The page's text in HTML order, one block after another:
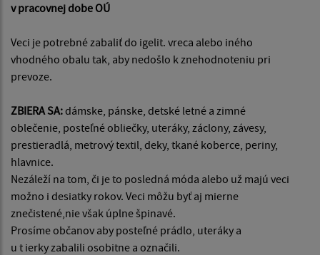
v pracovnej dobe OÚ
Veci je potrebné zabaliť do igelit. vreca alebo iného
vhodného obalu tak, aby nedošlo k znehodnoteniu pri
prevoze.
ZBIERA SA:dámske, pánske, detské letné a zimné
oblečenie, posteľné obliečky, uteráky, záclony, závesy,
prestieradlá, metrový textil, deky, tkané koberce, periny,
hlavnice.
Nezáleží na tom, či je to posledná móda alebo už majú veci
možno i desiatky rokov. Veci môžu byť aj mierne
znečistené,nie však úplne špinavé.
Prosíme občanov aby posteľné prádlo, uteráky a
u t ierky zabalili osobitne a označili.